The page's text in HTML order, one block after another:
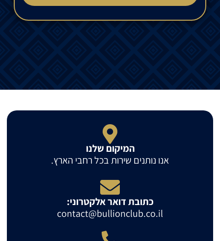
המיקום שלנו
אנו נותנים שירות בכל רחבי הארץ.
כתובת דואר אלקטרוני:
contact@bullionclub.co.il